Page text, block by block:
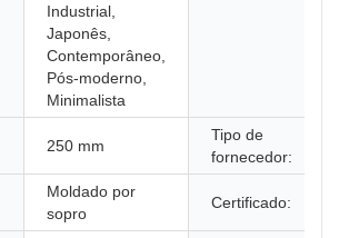
Industrial,
Japonês,
Contemporâneo,
Pós-moderno,
Minimalista
250 mm
Tipo de
fornecedor:
Moldado por
sopro
Certificado: